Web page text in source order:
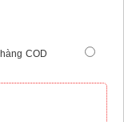
hàng COD